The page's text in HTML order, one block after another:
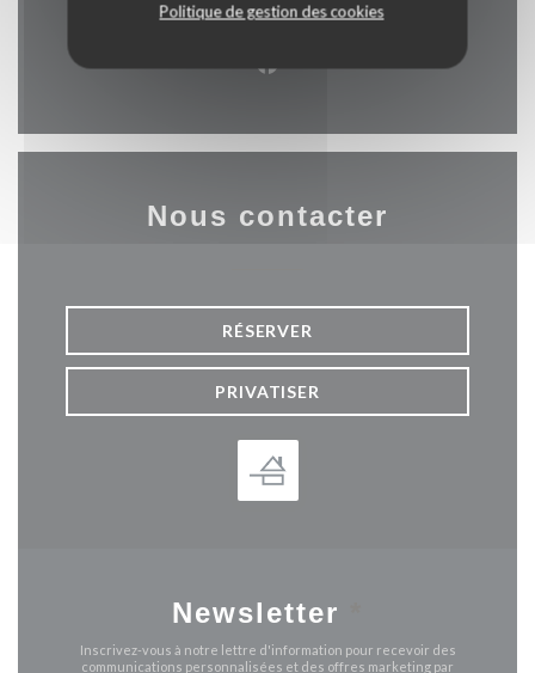
Politique de gestion des cookies
02 35 37 24 16
Facebook ((ouvre une
Nous contacter
RÉSERVER
PRIVATISER
Newsletter
Inscrivez-vous à notre lettre d'information pour recevoir des
communications personnalisées et des offres marketing par